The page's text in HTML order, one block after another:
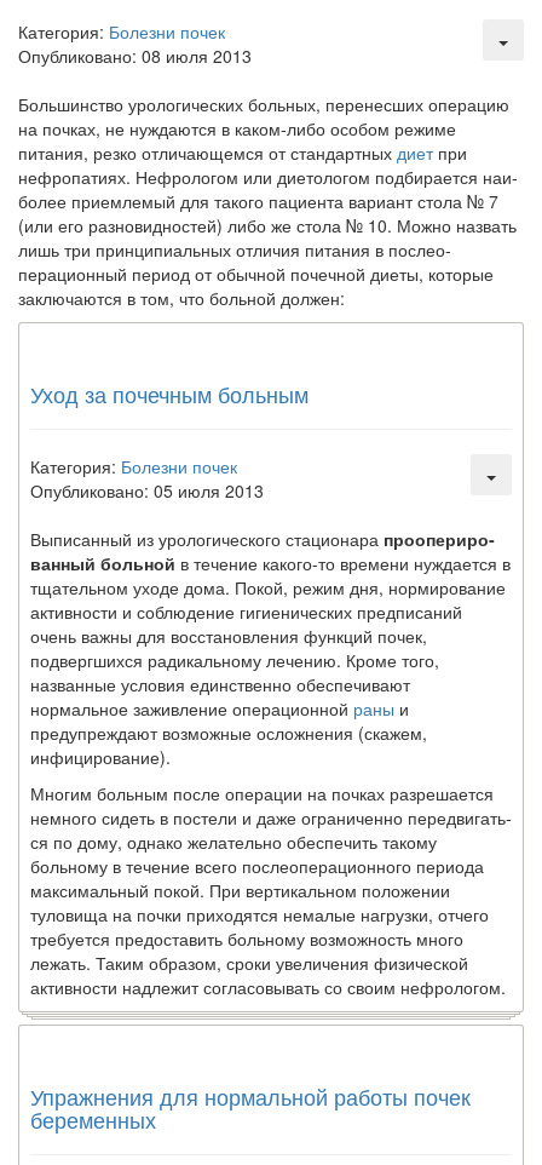
острой кардиотоксичности и
роста сопутствующих
осложнений от...
Закон о праве родителей находиться с детьми в
реанимации внесен в Госдуму
Соответствующий
законопроект внесен в
заключается в
Категория: Болезни почек
Опубликовано: 08 июля 2013
Большинство урологических больных, перенесших опе­рацию
на почках, не нуждаются в каком-либо особом режи­ме
питания, резко отличающемся от стандартных диетпри
нефропатиях. Нефрологом или диетологом подбирается наи­
более приемлемый для такого пациента вариант стола № 7
(или его разновидностей) либо же стола № 10. Можно на­звать
лишь три принципиальных отличия питания в послео­
перационный период от обычной почечной диеты, которые
заключаются в том, что больной должен:
Уход за почечным больным
Категория: Болезни почек
Опубликовано: 05 июля 2013
Выписанный из урологического стационара проопериро­
ванный больной в течение какого-то времени нуждается в
тщательном уходе дома. Покой, режим дня, нормирование
активности и соблюдение гигиенических предписаний
очень важны для восстановления функций почек,
подвергшихся радикальному лечению. Кроме того,
названные условия единственно обеспечивают
нормальное заживление опера­ционной раны и
предупреждают возможные осложнения (скажем,
инфицирование).
Многим больным после операции на почках разрешается
немного сидеть в постели и даже ограниченно передвигать­
ся по дому, однако желательно обеспечить такому
больному в течение всего послеоперационного периода
максимальный покой. При вертикальном положении
туловища на почки приходятся немалые нагрузки, отчего
требуется предоста­вить больному возможность много
лежать. Таким образом, сроки увеличения физической
активности надлежит согла­совывать со своим нефрологом.
Упражнения для нормальной работы почек
беременных